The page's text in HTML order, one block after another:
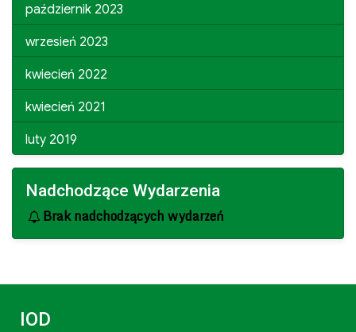
październik 2023
wrzesień 2023
kwiecień 2022
kwiecień 2021
luty 2019
Nadchodzące Wydarzenia
Brak nadchodzących wydarzeń
IOD